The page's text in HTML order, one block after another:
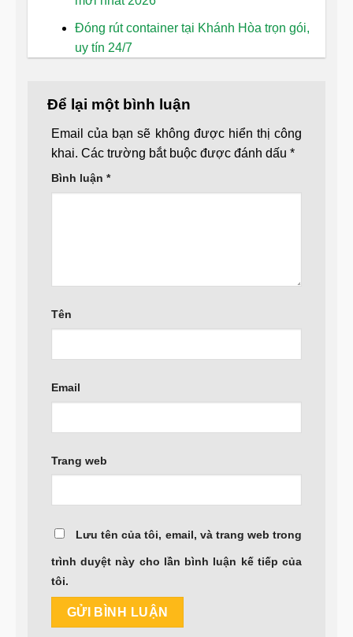
Đóng rút container tại Khánh Hòa trọn gói,
uy tín 24/7
Để lại một bình luận
Email của bạn sẽ không được hiển thị công
khai. Các trường bắt buộc được đánh dấu *
Bình luận *
Tên
Email
Trang web
Lưu tên của tôi, email, và trang web trong
trình duyệt này cho lần bình luận kế tiếp của
tôi.